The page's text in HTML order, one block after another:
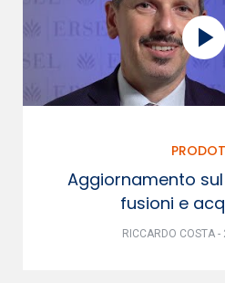
Aggiornamento
fusioni e
RICCARDO COSTA